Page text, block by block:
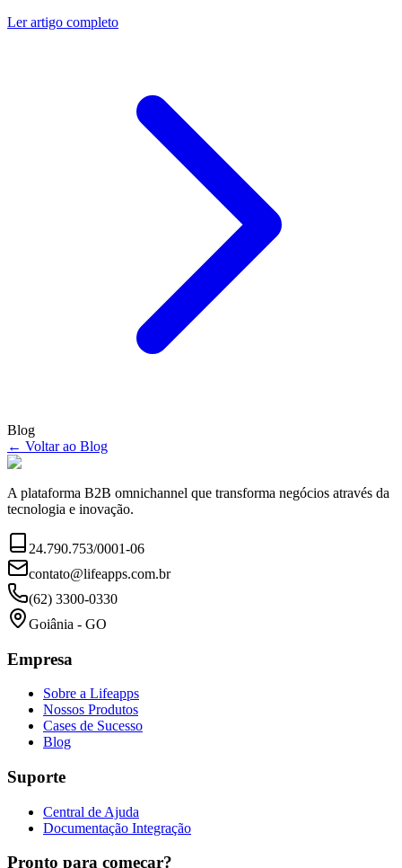
Ler artigo completo
Blog
← Voltar ao Blog
A plataforma B2B omnichannel que transforma negócios através da
tecnologia e inovação.
24.790.753/0001-06
contato@lifeapps.com.br
(62) 3300-0330
Goiânia - GO
Empresa
Sobre a Lifeapps
Nossos Produtos
Cases de Sucesso
Blog
Suporte
Central de Ajuda
Documentação Integração
Pronto para começar?